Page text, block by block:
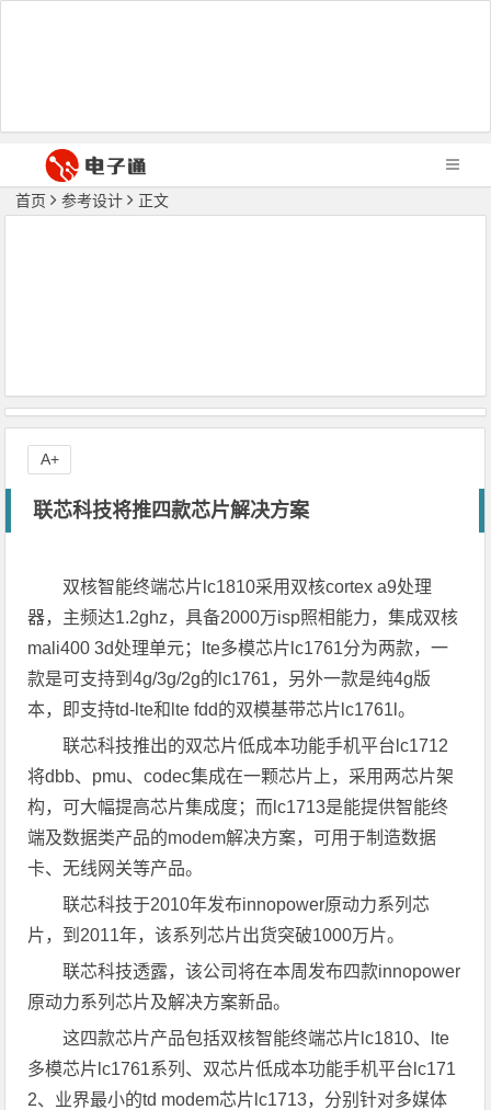
首页 参考设计 正文
联芯科技将推四款芯片解决方案
双核智能终端芯片lc1810采用双核cortex a9处理
器，主频达1.2ghz，具备2000万isp照相能力，集成双核
mali400 3d处理单元；lte多模芯片lc1761分为两款，一
款是可支持到4g/3g/2g的lc1761，另外一款是纯4g版
本，即支持td-lte和lte fdd的双模基带芯片lc1761l。
联芯科技推出的双芯片低成本功能手机平台lc1712
将dbb、pmu、codec集成在一颗芯片上，采用两芯片架
构，可大幅提高芯片集成度；而lc1713是能提供智能终
端及数据类产品的modem解决方案，可用于制造数据
卡、无线网关等产品。
联芯科技于2010年发布innopower原动力系列芯
片，到2011年，该系列芯片出货突破1000万片。
联芯科技透露，该公司将在本周发布四款innopower
原动力系列芯片及解决方案新品。
这四款芯片产品包括双核智能终端芯片lc1810、lte
多模芯片lc1761系列、双芯片低成本功能手机平台lc171
2、业界最小的td modem芯片lc1713，分别针对多媒体
A+